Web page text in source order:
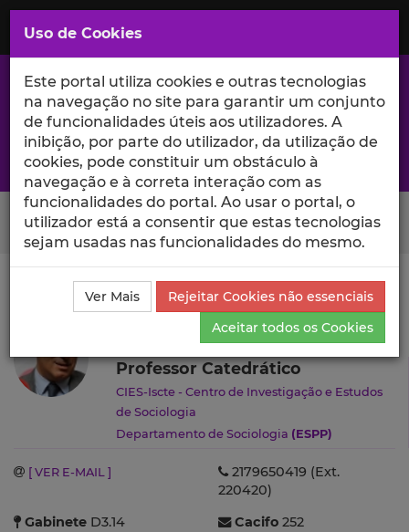
Saltar
para
Conteúdo
Principal
A excelência da investigação e ciência no Iscte
Search Button
Ciência_Iscte Autores Gustavo Cardoso Currículo
Gustavo Cardoso
Professor Catedrático
CIES-Iscte - Centro de Investigação e Estudos
de Sociologia
Departamento de Sociologia (ESPP)
[ VER E-MAIL ]
2179650419 (Ext.
220420)
Gabinete D3.14 Cacifo 252
Uso de Cookies
Este portal utiliza cookies e outras tecnologias
na navegação no site para garantir um conjunto
de funcionalidades úteis aos utilizadores. A
inibição, por parte do utilizador, da utilização de
cookies, pode constituir um obstáculo à
navegação e à correta interação com as
funcionalidades do portal. Ao usar o portal, o
utilizador está a consentir que estas tecnologias
sejam usadas nas funcionalidades do mesmo.
Ver Mais
Rejeitar Cookies não essenciais
Aceitar todos os Cookies